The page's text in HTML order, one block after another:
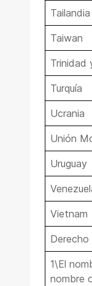
Tailandia
Taiwan
Trinidad
Turquía
Ucrania
Unión
Uruguay
Vietnam
Derecho
1\El
nombre